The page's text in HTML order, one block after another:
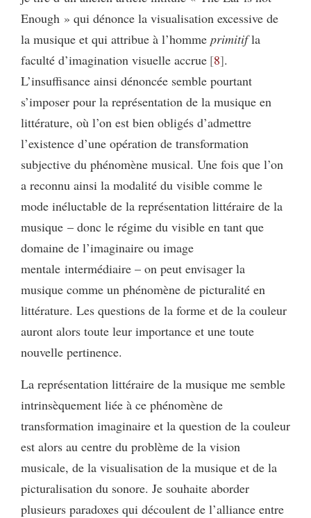
Enough » qui dénonce la visualisation excessive de
la musique et qui attribue à l’homme primitifla
faculté d’imagination visuelle accrue 8 .
L’insuffisance ainsi dénoncée semble pourtant
s’imposer pour la représentation de la musique en
littérature, où l’on est bien obligés d’admettre
l’existence d’une opération de transformation
subjective du phénomène musical. Une fois que l’on
a reconnu ainsi la modalité du visible comme le
mode inéluctable de la représentation littéraire de la
musique – donc le régime du visible en tant que
domaine de l’imaginaire ou image
mentale intermédiaire – on peut envisager la
musique comme un phénomène de picturalité en
littérature. Les questions de la forme et de la couleur
auront alors toute leur importance et une toute
nouvelle pertinence.
La représentation littéraire de la musique me semble
intrinsèquement liée à ce phénomène de
transformation imaginaire et la question de la couleur
est alors au centre du problème de la vision
musicale, de la visualisation de la musique et de la
picturalisation du sonore. Je souhaite aborder
plusieurs paradoxes qui découlent de l’alliance entre